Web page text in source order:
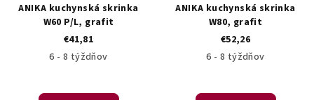
ANIKA kuchynská skrinka
W60 P/L, grafit
€41,81
6 - 8 týždňov
ANIKA kuchynská skrinka
W80, grafit
€52,26
6 - 8 týždňov